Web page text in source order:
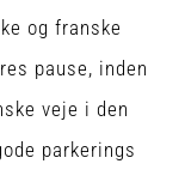
og franske
pause, inden
veje i den
parkerings